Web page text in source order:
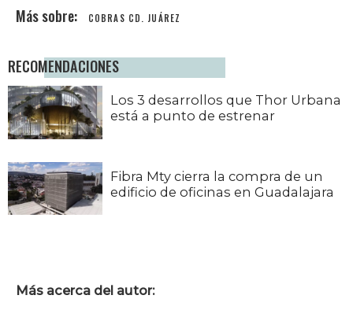
COBRAS CD. JUÁREZ
RECOMENDACIONES
Los 3 desarrollos que Thor Urbana
está a punto de estrenar
Fibra Mty cierra la compra de un
edificio de oficinas en Guadalajara
Más acerca del autor: